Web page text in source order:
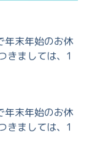
末年始のお休
きましては、1
末年始のお休
きましては、1